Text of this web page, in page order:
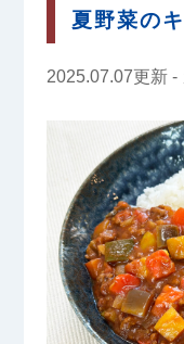
夏野菜の
2025.07.07更新 -